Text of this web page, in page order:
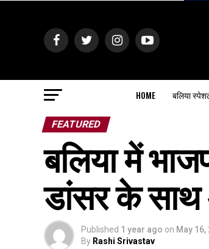
HOME बलिया
FEATURED
बलिया में
डांसर के
Published 1 year ago on May 16,
By Rashi Srivastav